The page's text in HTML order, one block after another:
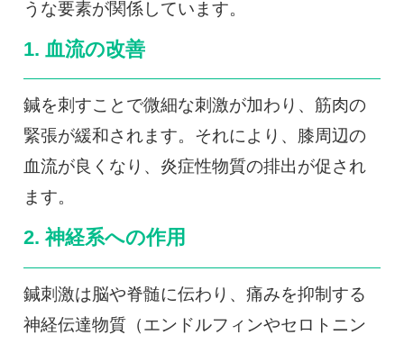
うな要素が関係しています。
1. 血流の改善
鍼を刺すことで微細な刺激が加わり、筋肉の
緊張が緩和されます。それにより、膝周辺の
血流が良くなり、炎症性物質の排出が促され
ます。
2. 神経系への作用
鍼刺激は脳や脊髄に伝わり、痛みを抑制する
神経伝達物質（エンドルフィンやセロトニン